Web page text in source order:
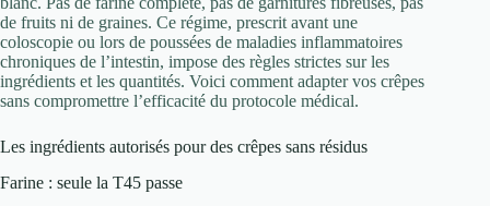
de fruits ni de graines. Ce régime, prescrit avant une
coloscopie ou lors de poussées de maladies inflammatoires
chroniques de l’intestin, impose des règles strictes sur les
ingrédients et les quantités. Voici comment adapter vos crêpes
sans compromettre l’efficacité du protocole médical.
Les ingrédients autorisés pour des crêpes sans résidus
Farine : seule la T45 passe